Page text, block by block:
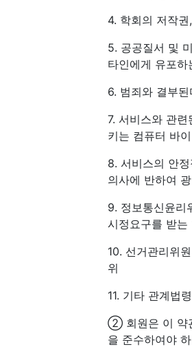
4. 학회의 저작
5. 공공질서 및
타인에게 유포하
6. 범죄와 결부
7. 서비스와 관
키는 컴퓨터 바
8. 서비스의 안
의사에 반하여
9. 정보통신윤리
시정요구를 받는
10. 선거관리위
위
11. 기타 관계법
② 회원은 이 약
을 준수하여야